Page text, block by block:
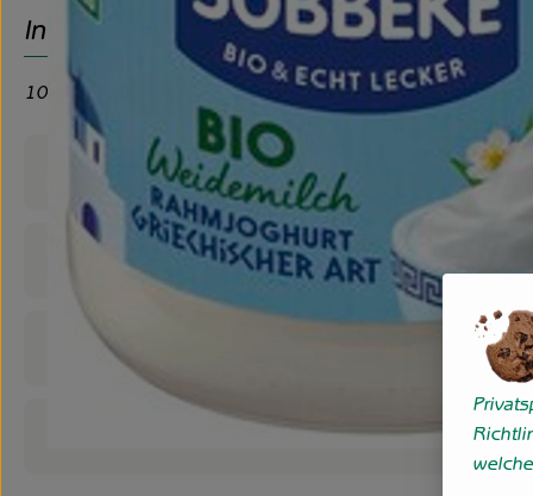
Info
10% Fett
Produktinformationen
Zutaten
Nährwert-Info